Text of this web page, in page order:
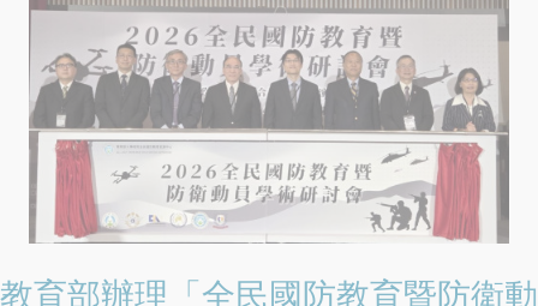
教育部辦理「全民國防教育暨防衛動